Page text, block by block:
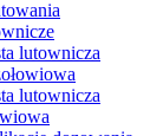
lutownicza
lutownicza